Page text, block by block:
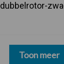
dubbelrotor-
Toon meer